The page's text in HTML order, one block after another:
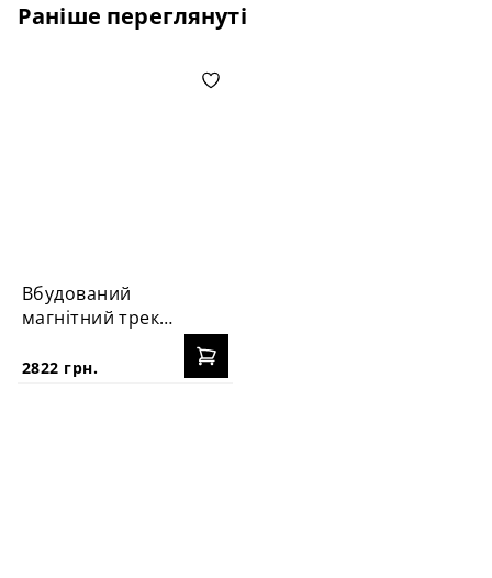
Раніше переглянуті
Вбудований
магнітний трек
2822 грн.